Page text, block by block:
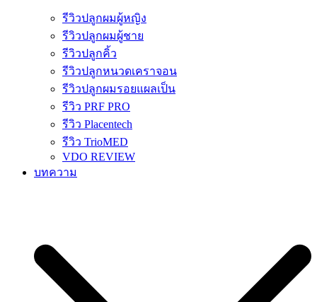
รีวิวปลูกผมผู้หญิง
รีวิวปลูกผมผู้ชาย
รีวิวปลูกคิ้ว
รีวิวปลูกหนวดเคราจอน
รีวิวปลูกผมรอยแผลเป็น
รีวิว PRF PRO
รีวิว Placentech
รีวิว TrioMED
VDO REVIEW
บทความ